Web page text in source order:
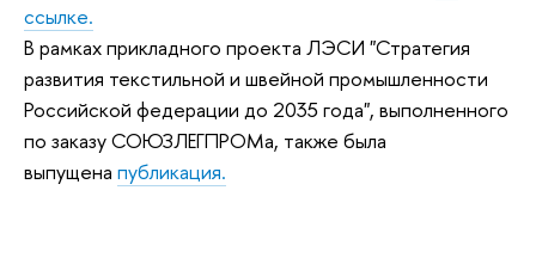
ссылке.
В рамках прикладного проекта ЛЭСИ "Стратегия
развития текстильной и швейной промышленности
Российской федерации до 2035 года", выполненного
по заказу СОЮЗЛЕГПРОМа, также была
выпущена публикация.